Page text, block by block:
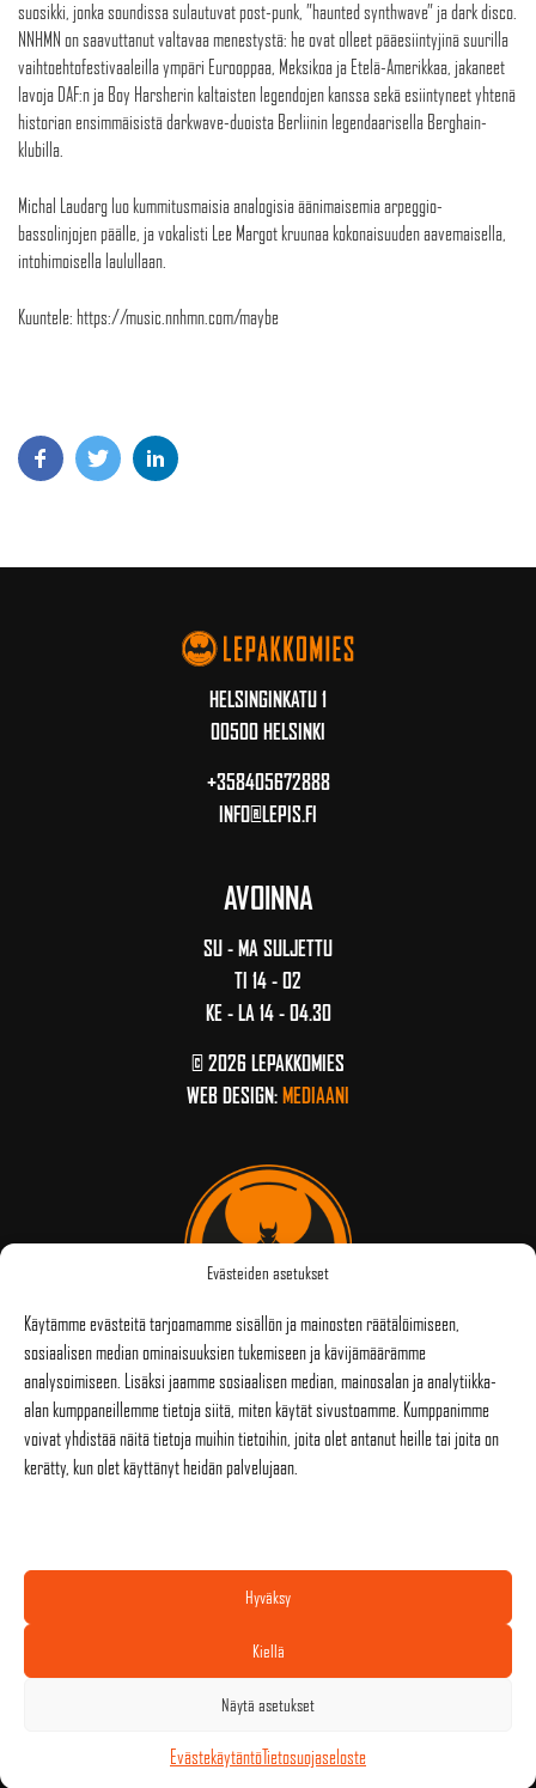
Evästeiden asetukset
Käytämme evästeitä tarjoamamme sisällön ja mainosten räätälöimiseen,
sosiaalisen median ominaisuuksien tukemiseen ja kävijämäärämme
analysoimiseen. Lisäksi jaamme sosiaalisen median, mainosalan ja analytiikka-
alan kumppaneillemme tietoja siitä, miten käytät sivustoamme. Kumppanimme
voivat yhdistää näitä tietoja muihin tietoihin, joita olet antanut heille tai joita on
kerätty, kun olet käyttänyt heidän palvelujaan.
Hyväksy
Kiellä
Näytä asetukset
EvästekäytäntöTietosuojaseloste
suosikki, jonka soundissa sulautuvat post-punk, ”haunted synthwave” ja dark disco.
NNHMN on saavuttanut valtavaa menestystä: he ovat olleet pääesiintyjinä suurilla
vaihtoehtofestivaaleilla ympäri Eurooppaa, Meksikoa ja Etelä-Amerikkaa, jakaneet
lavoja DAF:n ja Boy Harsherin kaltaisten legendojen kanssa sekä esiintyneet yhtenä
historian ensimmäisistä darkwave-duoista Berliinin legendaarisella Berghain-
klubilla.
Michal Laudarg luo kummitusmaisia analogisia äänimaisemia arpeggio-
bassolinjojen päälle, ja vokalisti Lee Margot kruunaa kokonaisuuden aavemaisella,
intohimoisella laulullaan.
Kuuntele: https://music.nnhmn.com/maybe
HELSINGINKATU 1
00500 HELSINKI
+358405672888
INFO@LEPIS.FI
AVOINNA
SU - MA SULJETTU
TI 14 - 02
KE - LA 14 - 04.30
© 2026 LEPAKKOMIES
WEB DESIGN: MEDIAANI
SIVUT
ETUSIVU
TAPAHTUMAT